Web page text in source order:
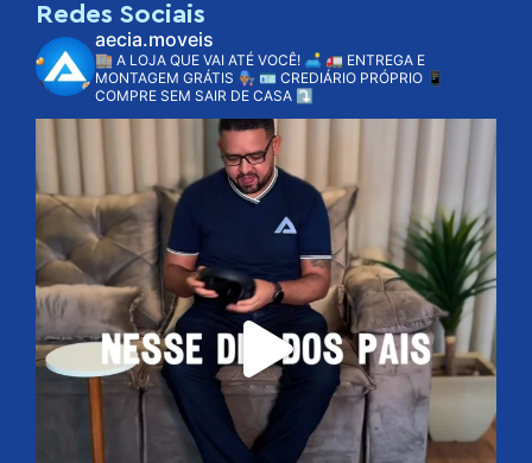
Redes Sociais
aecia.moveis
🏬 A LOJA QUE VAI ATÉ VOCÊ! 🛋️ 🚛 ENTREGA E
MONTAGEM GRÁTIS 👨🏽‍🔧 🪪 CREDIÁRIO PRÓPRIO 📱
COMPRE SEM SAIR DE CASA ⤵️